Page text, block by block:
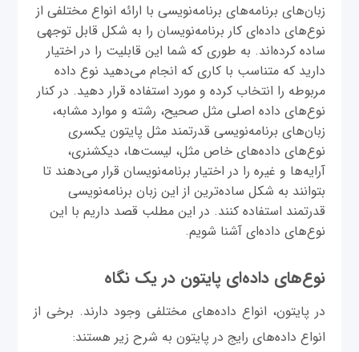
زبان‌های برنامه‌های برنامه‌نویسی با ارائه انواع مختلفی از
نوع‌های داده‌ای کار برنامه‌نویسان را به شکل قابل توجهی
ساده کرده‌اند. به طوری که شما این قابلیت را در اختیار
دارید که متناسب با کاری که انجام می‌دهید نوع داده
مربوطه را انتخاب کرده و مورد استفاده قرار دهید. در کنار
نوع‌های داده اصلی مثل صحیح، رشته و موارد مشابه،
زبان‌های برنامه‌نویسی قدرتمند مثل پایتون یکسری
نوع‌های داده‌های خاص مثل، لیست‌ها، دیکشنری،
آرایه‌ها و غیره را در اختیار برنامه‌نویسان قرار می‌دهند تا
بتوانند به شکل ساده‌ترین از این زبان برنامه‌نویسی
قدرتمند استفاده کنند. در این مطلب قصد داریم با این
نوع‌های داده‌ای آشنا شویم.
نوع‌های داده‌ای پایتون در یک نگاه
در پایتون، انواع داده‌های مختلفی وجود دارند. برخی از
انواع داده‌های رایج در پایتون به شرح زیر هستند: